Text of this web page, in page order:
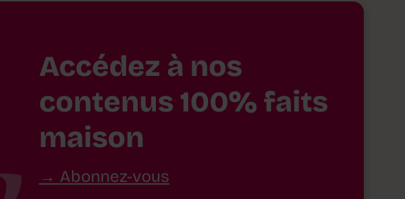
Accédez à nos
contenus 100% faits
maison
Abonnez-vous